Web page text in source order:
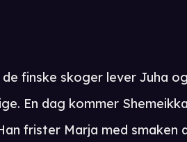
de finske skoger lever Juha
En dag kommer
frister Marja med smaken